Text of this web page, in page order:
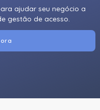
ajudar seu negócio a
gestão de acesso.